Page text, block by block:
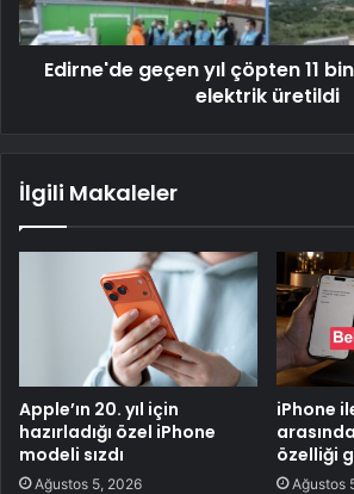
Edirne'de geçen yıl çöpten 11
elektrik üretildi
İlgili Makaleler
Apple’ın 20. yıl için
hazırladığı özel iPhone
modeli sızdı
Ağustos 5, 2026
iPhone
özelliği
Ağustos